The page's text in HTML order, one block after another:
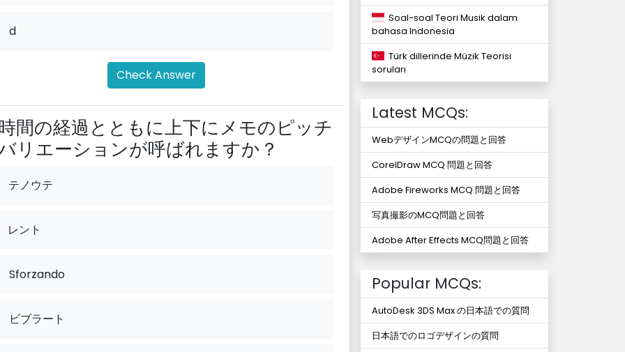
d
Check Answer
間の経過とともに上下にメモのピッチ
リエーションが呼ばれますか？
テノウテ
レント
Sforzando
ビブラート
Soal-soal Teori Musik dalam
bahasa Indonesia
Türk dillerinde Müzik Teorisi
soruları
Latest MCQs:
WebデザインMCQの問題と回答
CorelDraw MCQ 問題と回答
Adobe Fireworks MCQ 問題と回答
写真撮影のMCQ問題と回答
Adobe After Effects MCQ問題と回答
Popular MCQs:
AutoDesk 3DS Max の日本語での質問
日本語でのロゴデザインの質問